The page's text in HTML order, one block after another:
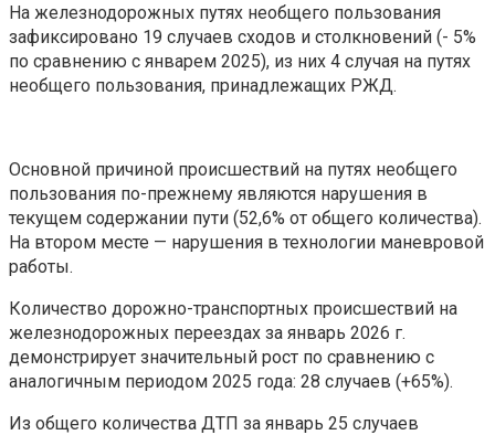
На железнодорожных путях необщего пользования
зафиксировано 19 случаев сходов и столкновений (- 5%
по сравнению с январем 2025), из них 4 случая на путях
необщего пользования, принадлежащих РЖД.
Основной причиной происшествий на путях необщего
пользования по-прежнему являются нарушения в
текущем содержании пути (52,6% от общего количества).
На втором месте — нарушения в технологии маневровой
работы.
Количество дорожно-транспортных происшествий на
железнодорожных переездах за январь 2026 г.
демонстрирует значительный рост по сравнению с
аналогичным периодом 2025 года: 28 случаев (+65%).
Из общего количества ДТП за январь 25 случаев